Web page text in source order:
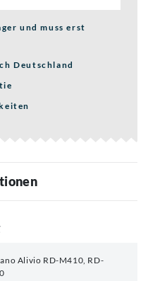
und muss erst
Deutschland
Alivio RD-M410, RD-